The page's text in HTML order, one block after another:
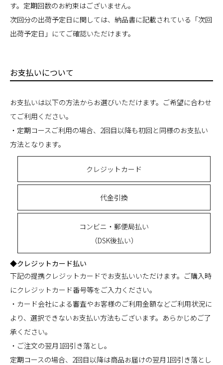
す。定期回数のお約束はございません。
次回分の出荷予定日に関しては、納品書に記載されている「次回
出荷予定日」にてご確認いただけます。
お支払いについて
お支払いは以下の方法からお選びいただけます。ご希望に合わせ
てご利用ください。
・定期コースご利用の場合、2回目以降も初回と同様のお支払い
方法となります。
クレジットカード
代金引換
コンビニ・郵便局払い
（DSK後払い）
◆クレジットカード払い
下記の提携クレジットカードでお支払いいただけます。ご購入時
にクレジットカード番号等をご入力ください。
・カード会社による審査やお客様のご利用金額などご利用状況に
より、選択できないお支払い方法もございます。あらかじめご了
承ください。
・ご注文の翌月1回引き落とし。
定期コースの場合、2回目以降は商品お届けの翌月1回引き落とし